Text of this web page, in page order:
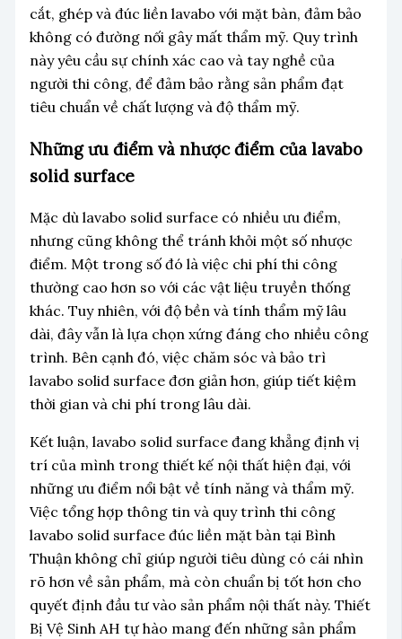
cắt, ghép và đúc liền lavabo với mặt bàn, đảm bảo
không có đường nối gây mất thẩm mỹ. Quy trình
này yêu cầu sự chính xác cao và tay nghề của
người thi công, để đảm bảo rằng sản phẩm đạt
tiêu chuẩn về chất lượng và độ thẩm mỹ.
Những ưu điểm và nhược điểm của lavabo
solid surface
Mặc dù lavabo solid surface có nhiều ưu điểm,
nhưng cũng không thể tránh khỏi một số nhược
điểm. Một trong số đó là việc chi phí thi công
thường cao hơn so với các vật liệu truyền thống
khác. Tuy nhiên, với độ bền và tính thẩm mỹ lâu
dài, đây vẫn là lựa chọn xứng đáng cho nhiều công
trình. Bên cạnh đó, việc chăm sóc và bảo trì
lavabo solid surface đơn giản hơn, giúp tiết kiệm
thời gian và chi phí trong lâu dài.
Kết luận, lavabo solid surface đang khẳng định vị
trí của mình trong thiết kế nội thất hiện đại, với
những ưu điểm nổi bật về tính năng và thẩm mỹ.
Việc tổng hợp thông tin và quy trình thi công
lavabo solid surface đúc liền mặt bàn tại Bình
Thuận không chỉ giúp người tiêu dùng có cái nhìn
rõ hơn về sản phẩm, mà còn chuẩn bị tốt hơn cho
quyết định đầu tư vào sản phẩm nội thất này. Thiết
Bị Vệ Sinh AH tự hào mang đến những sản phẩm